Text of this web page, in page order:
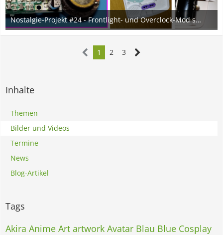
Nostalgie-Projekt #24 - Frontlight- und Overclock-Mod sowie Spannungsüberwachung an meinem Zweit-GBC
22. November 2023
1 2 3
Inhalte
Themen
Bilder und Videos
Termine
News
Blog-Artikel
Tags
Akira Anime Art artwork Avatar Blau Blue Cosplay